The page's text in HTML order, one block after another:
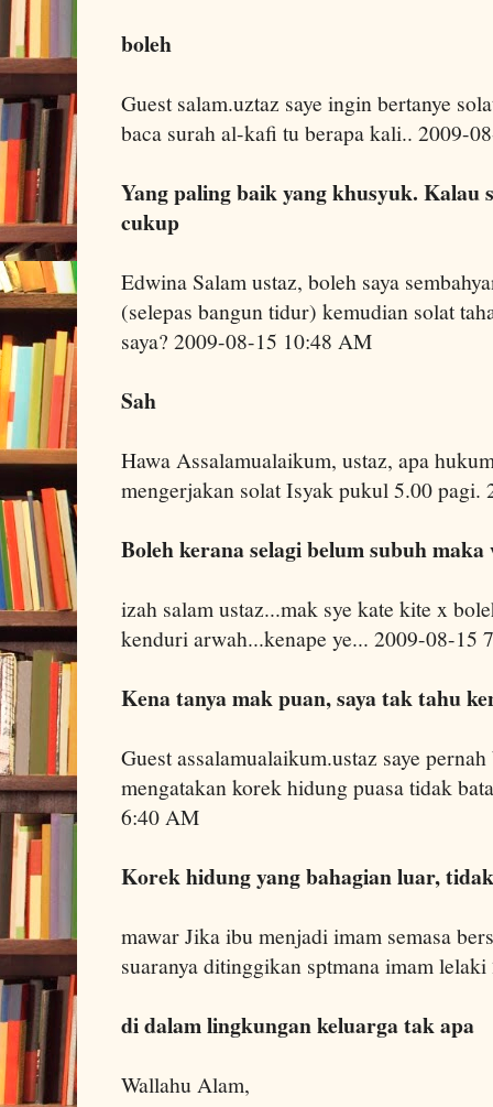
boleh
Guest salam.uztaz saye ingin bertanye
baca surah al-kafi tu berapa kali.. 2009-
Yang paling baik yang khusyuk. Kalau
cukup
Edwina Salam ustaz, boleh saya
(selepas bangun tidur) kemudian solat
saya? 2009-08-15 10:48 AM
Sah
Hawa Assalamualaikum, ustaz, apa
mengerjakan solat Isyak pukul 5.00
Boleh kerana selagi belum subuh
izah salam ustaz...mak sye kate kite x
kenduri arwah...kenape ye... 2009-08-15
Kena tanya mak puan, saya tak tahu
Guest assalamualaikum.ustaz saye
mengatakan korek hidung puasa tidak
6:40 AM
Korek hidung yang bahagian luar,
mawar Jika ibu menjadi imam semasa
suaranya ditinggikan sptmana imam
di dalam lingkungan keluarga tak apa
Wallahu Alam,